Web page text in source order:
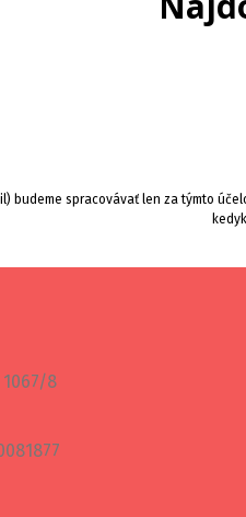
budeme spracovávať len za týmto
8